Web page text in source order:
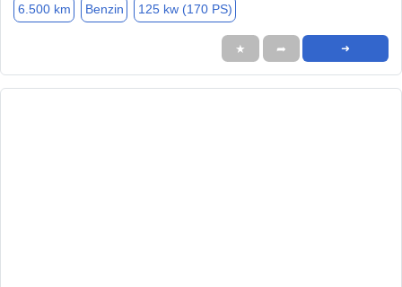
6.500 km Benzin 125 kw (170 PS)
★ ➦ ➜